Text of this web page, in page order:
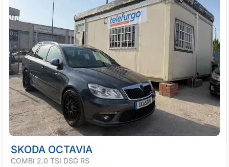
SKODA OCTAVIA
COMBI 2.0 TSI DSG RS